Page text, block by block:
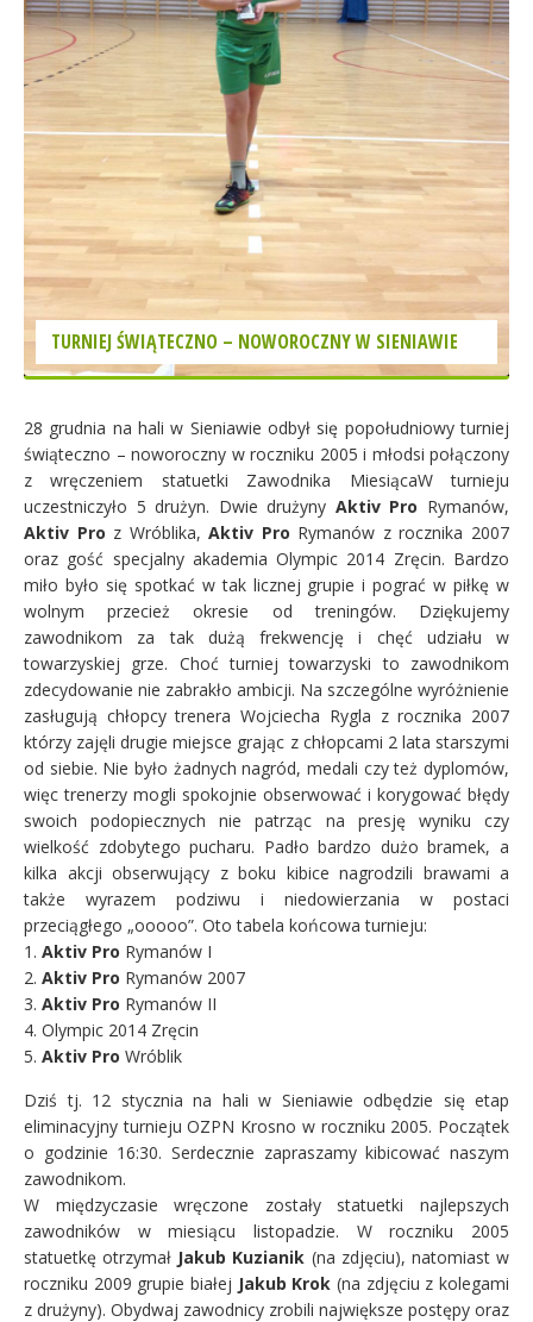
TURNIEJ ŚWIĄTECZNO – NOWOROCZNY W SIENIAWIE
28 grudnia na hali w Sieniawie odbył się popołudniowy turniej
świąteczno – noworoczny w roczniku 2005 i młodsi połączony
z wręczeniem statuetki Zawodnika MiesiącaW turnieju
uczestniczyło 5 drużyn. Dwie drużyny Aktiv Pro Rymanów,
Aktiv Pro z Wróblika,Aktiv Pro Rymanów z rocznika 2007
oraz gość specjalny akademia Olympic 2014 Zręcin. Bardzo
miło było się spotkać w tak licznej grupie i pograć w piłkę w
wolnym przecież okresie od treningów. Dziękujemy
zawodnikom za tak dużą frekwencję i chęć udziału w
towarzyskiej grze. Choć turniej towarzyski to zawodnikom
zdecydowanie nie zabrakło ambicji. Na szczególne wyróżnienie
zasługują chłopcy trenera Wojciecha Rygla z rocznika 2007
którzy zajęli drugie miejsce grając z chłopcami 2 lata starszymi
od siebie. Nie było żadnych nagród, medali czy też dyplomów,
więc trenerzy mogli spokojnie obserwować i korygować błędy
swoich podopiecznych nie patrząc na presję wyniku czy
wielkość zdobytego pucharu. Padło bardzo dużo bramek, a
kilka akcji obserwujący z boku kibice nagrodzili brawami a
także wyrazem podziwu i niedowierzania w postaci
przeciągłego „ooooo”. Oto tabela końcowa turnieju:
1. Aktiv Pro Rymanów I
2. Aktiv Pro Rymanów 2007
3. Aktiv Pro Rymanów II
4. Olympic 2014 Zręcin
5. Aktiv Pro Wróblik
Dziś tj. 12 stycznia na hali w Sieniawie odbędzie się etap
eliminacyjny turnieju OZPN Krosno w roczniku 2005. Początek
o godzinie 16:30. Serdecznie zapraszamy kibicować naszym
zawodnikom.
W międzyczasie wręczone zostały statuetki najlepszych
zawodników w miesiącu listopadzie. W roczniku 2005
statuetkę otrzymał Jakub Kuzianik (na zdjęciu), natomiast w
roczniku 2009 grupie białej Jakub Krok (na zdjęciu z kolegami
z drużyny). Obydwaj zawodnicy zrobili największe postępy oraz